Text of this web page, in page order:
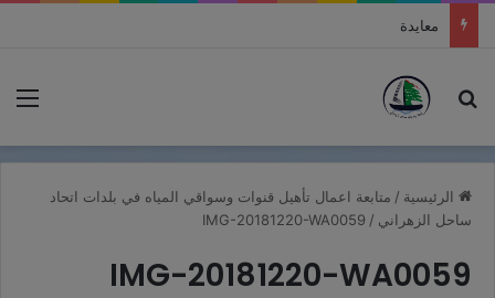
بحث عن
الرئيسية / متابعة اعمال تأهيل قنوات وسواقي المياه في بلدات اتحاد
ساحل الزهراني /
IMG-20181220-WA0059
IMG-20181220-WA0059